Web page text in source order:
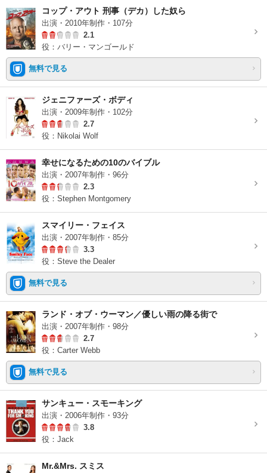
コップ・アウト 刑事（デカ）した奴ら
出演・2010年制作・107分
2.1
役：バリー・マンゴールド
無料で見る
ジェニファーズ・ボディ
出演・2009年制作・102分
2.7
役：Nikolai Wolf
幸せになるための10のバイブル
出演・2007年制作・96分
2.3
役：Stephen Montgomery
スマイリー・フェイス
出演・2007年制作・85分
3.3
役：Steve the Dealer
無料で見る
ランド・オブ・ウーマン／優しい雨の降る街で
出演・2007年制作・98分
2.7
役：Carter Webb
無料で見る
サンキュー・スモーキング
出演・2006年制作・93分
3.8
役：Jack
Mr.&Mrs. スミス